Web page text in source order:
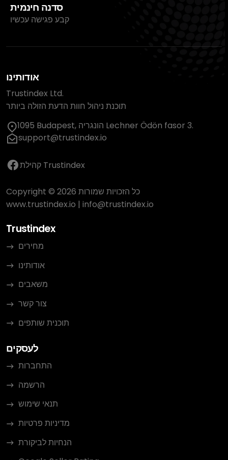
סדנה חינמית
קבע פגישה עכשיו
אודותינו
Trustindex Ltd.
תוכנת ניהול חוות הדעת הזולה ביותר
1095 Budapest, הונגריה Lechner Ödön fasor 3.
support@trustindex.io
קהילת Trustindex
Copyright © 2026 כל הזכויות שמורות
www.trustindex.io | info@trustindex.io
Trustindex
מחירים
אודותינו
משאבים
צור קשר
תוכנית שותפים
לעסקים
התחברות
הרשמה
תנאי שימוש
מדיניות פרטיות
הנחיות לביקורת